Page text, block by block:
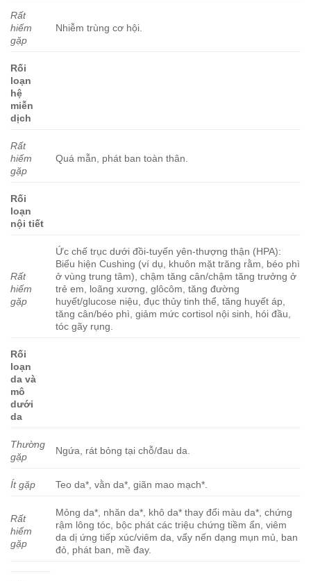
Rất
hiếm
gặp
Nhiễm trùng cơ hội.
Rối
loạn
hệ
miễn
dịch
Rất
hiếm
gặp
Quá mẫn, phát ban toàn thân.
Rối
loạn
nội tiết
Rất
hiếm
gặp
Ức chế trục dưới đồi-tuyến yên-thượng thận (HPA):
Biểu hiện Cushing (ví dụ, khuôn mặt trăng rằm, béo phì
ở vùng trung tâm), chậm tăng cân/chậm tăng trưởng ở
trẻ em, loãng xương, glôcôm, tăng đường
huyết/glucose niệu, đục thủy tinh thể, tăng huyết áp,
tăng cân/béo phì, giảm mức cortisol nội sinh, hói đầu,
tóc gãy rụng.
Rối
loạn
da và
mô
dưới
da
Thường
gặp
Ngứa, rát bỏng tại chỗ/đau da.
Ít gặp Teo da*, vằn da*, giãn mao mạch*.
Rất
hiếm
gặp
Mỏng da*, nhăn da*, khô da* thay đổi màu da*, chứng
rậm lông tóc, bộc phát các triệu chứng tiềm ẩn, viêm
da dị ứng tiếp xúc/viêm da, vẩy nến dạng mụn mủ, ban
đỏ, phát ban, mề đay.